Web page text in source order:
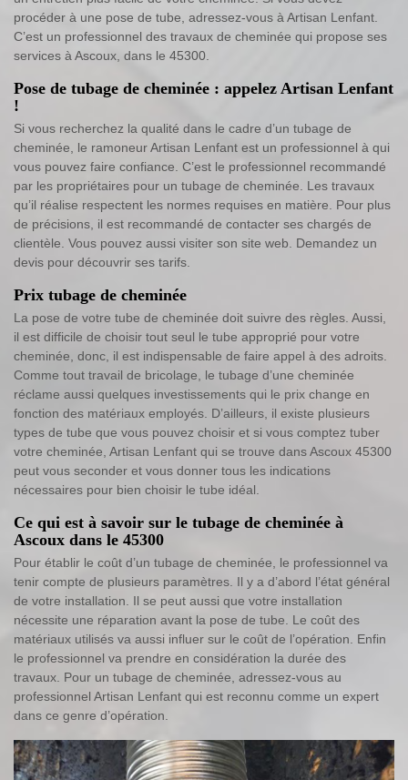
procéder à une pose de tube, adressez-vous à Artisan Lenfant.
C’est un professionnel des travaux de cheminée qui propose ses
services à Ascoux, dans le 45300.
Pose de tubage de cheminée : appelez Artisan Lenfant
!
Si vous recherchez la qualité dans le cadre d’un tubage de
cheminée, le ramoneur Artisan Lenfant est un professionnel à qui
vous pouvez faire confiance. C’est le professionnel recommandé
par les propriétaires pour un tubage de cheminée. Les travaux
qu’il réalise respectent les normes requises en matière. Pour plus
de précisions, il est recommandé de contacter ses chargés de
clientèle. Vous pouvez aussi visiter son site web. Demandez un
devis pour découvrir ses tarifs.
Prix tubage de cheminée
La pose de votre tube de cheminée doit suivre des règles. Aussi,
il est difficile de choisir tout seul le tube approprié pour votre
cheminée, donc, il est indispensable de faire appel à des adroits.
Comme tout travail de bricolage, le tubage d’une cheminée
réclame aussi quelques investissements qui le prix change en
fonction des matériaux employés. D’ailleurs, il existe plusieurs
types de tube que vous pouvez choisir et si vous comptez tuber
votre cheminée, Artisan Lenfant qui se trouve dans Ascoux 45300
peut vous seconder et vous donner tous les indications
nécessaires pour bien choisir le tube idéal.
Ce qui est à savoir sur le tubage de cheminée à
Ascoux dans le 45300
Pour établir le coût d’un tubage de cheminée, le professionnel va
tenir compte de plusieurs paramètres. Il y a d’abord l’état général
de votre installation. Il se peut aussi que votre installation
nécessite une réparation avant la pose de tube. Le coût des
matériaux utilisés va aussi influer sur le coût de l’opération. Enfin
le professionnel va prendre en considération la durée des
travaux. Pour un tubage de cheminée, adressez-vous au
professionnel Artisan Lenfant qui est reconnu comme un expert
dans ce genre d’opération.